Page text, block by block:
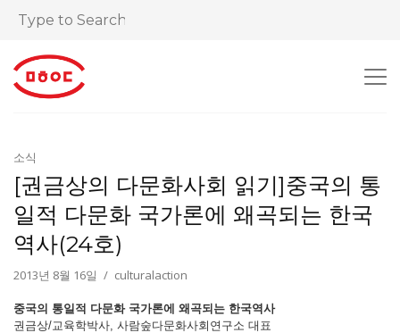
소식
[권금상의 다문화사회 읽기]중국의 통
일적 다문화 국가론에 왜곡되는 한국
역사(24호)
2013년 8월 16일 culturalaction
중국의 통일적 다문화 국가론에 왜곡되는 한국역사
권금상/교육학박사, 사람숲다문화사회연구소 대표